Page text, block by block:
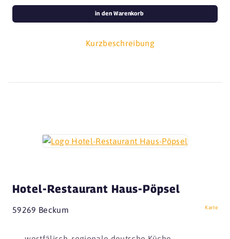
Kurzbeschreibung
in den Warenkorb
Hotel-Restaurant Haus-Pöpsel
59269 Beckum Karte